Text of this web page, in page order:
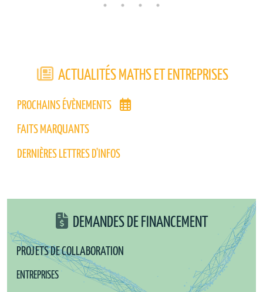
ACTUALITÉS MATHS ET ENTREPRISES
PROCHAINS ÉVÈNEMENTS
FAITS MARQUANTS
DERNIÈRES LETTRES D'INFOS
DEMANDES DE FINANCEMENT
PROJETS DE COLLABORATION
ENTREPRISES